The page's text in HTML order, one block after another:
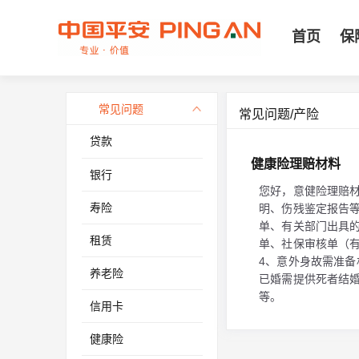
首页 保
常见问题
贷款
银行
寿险
租赁
养老险
信用卡
健康险
常见问题/产险
健康险理赔材料
您好，意健险理赔
明、伤残鉴定报告
单、有关部门出具
单、社保审核单（
4、意外身故需准
已婚需提供死者结
等。